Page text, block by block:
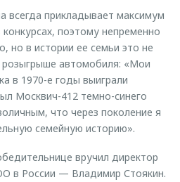
всегда прикладывает максимум
конкурсах, поэтому непременно
но в истории ее семьи это не
автомобиля: «Мои
в 1970-е годы выиграли
Москвич-412 темно-синего
что через поколение я
семейную историю».
вручил директор
в России — Владимир Стоякин.